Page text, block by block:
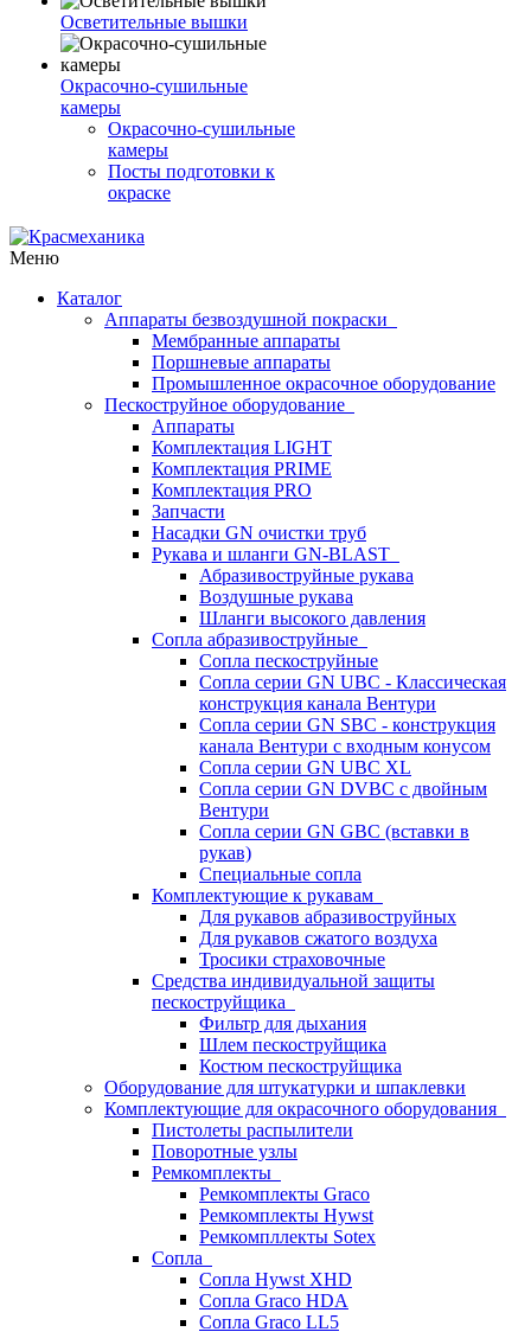
Осветительные вышки
Окрасочно-сушильные
камеры
Окрасочно-сушильные
камеры
Посты подготовки к
окраске
Меню
Каталог
Аппараты безвоздушной покраски
Мембранные аппараты
Поршневые аппараты
Промышленное окрасочное оборудование
Пескоструйное оборудование
Аппараты
Комплектация LIGHT
Комплектация PRIME
Комплектация PRO
Запчасти
Насадки GN очистки труб
Рукава и шланги GN-BLAST
Абразивоструйные рукава
Воздушные рукава
Шланги высокого давления
Сопла абразивоструйные
Сопла пескоструйные
Сопла серии GN UBC - Классическая
конструкция канала Вентури
Сопла серии GN SBC - конструкция
канала Вентури c входным конусом
Сопла серии GN UBC XL
Сопла серии GN DVBC с двойным
Вентури
Сопла серии GN GBC (вставки в
рукав)
Специальные сопла
Комплектующие к рукавам
Для рукавов абразивоструйных
Для рукавов сжатого воздуха
Тросики страховочные
Средства индивидуальной защиты
пескоструйщика
Фильтр для дыхания
Шлем пескоструйщика
Костюм пескоструйщика
Оборудование для штукатурки и шпаклевки
Комплектующие для окрасочного оборудования
Пистолеты распылители
Поворотные узлы
Ремкомплекты
Ремкомплекты Graco
Ремкомплекты Hywst
Ремкомпллекты Sotex
Сопла
Сопла Hywst XHD
Сопла Graco HDA
Сопла Graco LL5